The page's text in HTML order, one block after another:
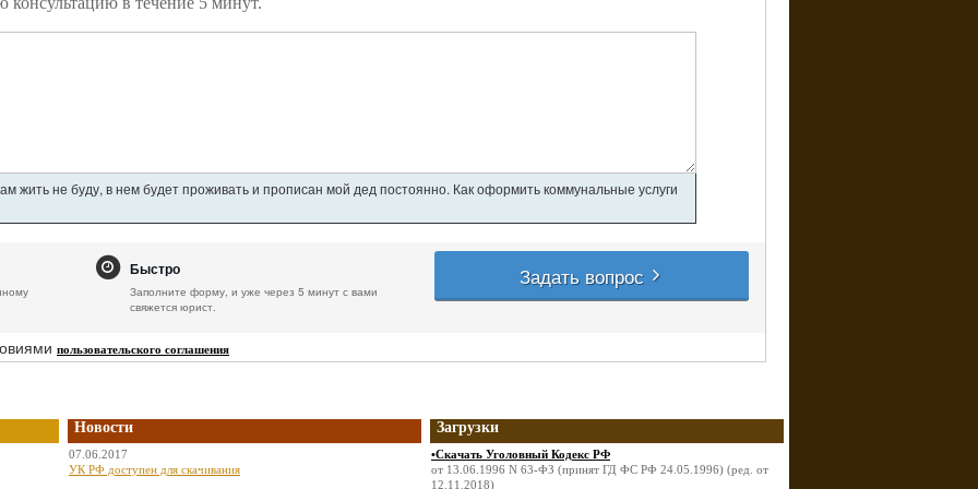
жить не буду, в нем будет проживать и прописан мой дед постоянно. Как оформить коммунальные услуги
Быстро
Заполните форму, и уже через 5 минут с вами
свяжется юрист.
Задать вопрос
пользовательского соглашения
Новости
07.06.2017
УК РФ доступен для скачивания
Загрузки
•Скачать Уголовный Кодекс РФ
от 13.06.1996 N 63-ФЗ (принят ГД ФС РФ 24.05.1996) (ред. от
12.11.2018)